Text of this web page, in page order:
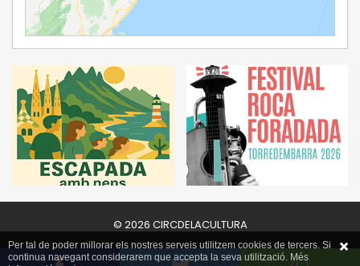
© 2026 CIRCDELACULTURA
Per tal de poder millorar els nostres serveis utilitzem cookies de tercers. Si
continua navegant considerarem que accepta la seva utilització. Més